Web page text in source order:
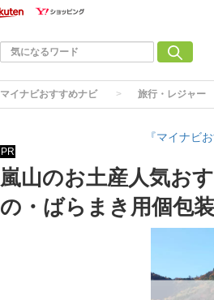
マイナビおすすめナビ 旅行・レジャー
『マイナビ
PR
嵐山のお土産人気お
の・ばらまき用個包